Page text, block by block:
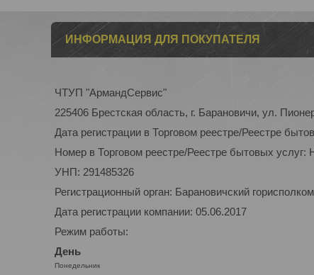
ИНФОРМАЦИЯ ДЛЯ ПОКУПАТЕЛЯ
ЧТУП "АрмандСервис"
225406 Брестская область, г. Барановичи, ул.
Дата регистрации в Торговом реестре/Реестре
Номер в Торговом реестре/Реестре бытовых
УНП: 291485326
Регистрационный орган: Барановичский горисполком
Дата регистрации компании: 05.06.2017
Режим работы:
День
Понедельник